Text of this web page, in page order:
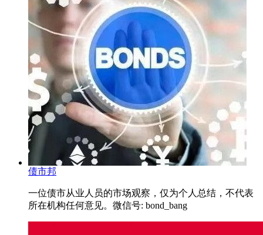
债市邦
一位债市从业人员的市场观察，仅为个人总结，不代表
所在机构任何意见。微信号: bond_bang